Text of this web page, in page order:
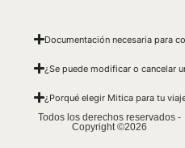
Documentación necesaria para
¿Se puede modificar o cancelar
¿Porqué elegir Mitica para tu
Todos los derechos reservados -
Copyright ©2026